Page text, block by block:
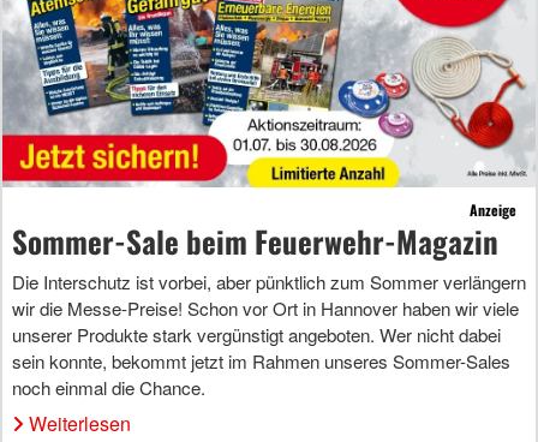
Anzeige
Sommer-Sale beim Feuerwehr-Magazin
Die Interschutz ist vorbei, aber pünktlich zum Sommer verlängern
wir die Messe-Preise! Schon vor Ort in Hannover haben wir viele
unserer Produkte stark vergünstigt angeboten. Wer nicht dabei
sein konnte, bekommt jetzt im Rahmen unseres Sommer-Sales
noch einmal die Chance.
Weiterlesen